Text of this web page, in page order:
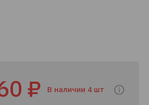
₽ В наличии 4 шт